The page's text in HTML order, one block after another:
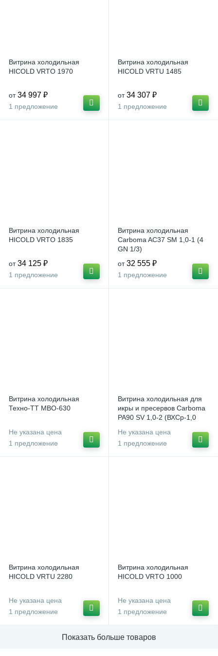
Витрина холодильная
HICOLD VRTO 1970
от 34 997 ₽
1 предложение
Витрина холодильная
HICOLD VRTU 1485
от 34 307 ₽
1 предложение
Витрина холодильная
HICOLD VRTO 1835
от 34 125 ₽
1 предложение
Витрина холодильная
Carboma AC37 SM 1,0-1 (4
GN 1/3)
от 32 555 ₽
1 предложение
Витрина холодильная
Техно-ТТ МВО-630
Не указана цена
1 предложение
Витрина холодильная для
икры и пресервов Carboma
PA90 SV 1,0-2 (ВХСр-1,0
Не указана цена
1 предложение
Витрина холодильная
HICOLD VRTU 2280
Не указана цена
1 предложение
Витрина холодильная
HICOLD VRTO 1000
Не указана цена
1 предложение
Показать больше товаров